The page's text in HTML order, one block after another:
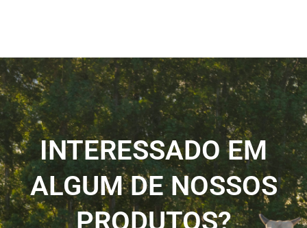
INTERESSADO EM
ALGUM DE NOSSOS
PRODUTOS?